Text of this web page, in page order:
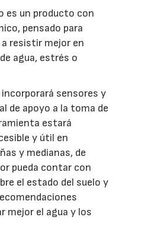
es un producto con
pensado para
resistir mejor en
agua, estrés o
sensores y
de apoyo a la toma de
estará
y útil en
y medianas, de
pueda contar con
el estado del suelo y
mejor el agua y los